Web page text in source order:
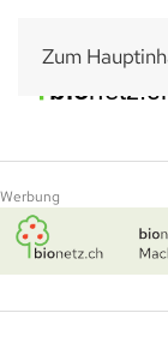
Zum
Werbung